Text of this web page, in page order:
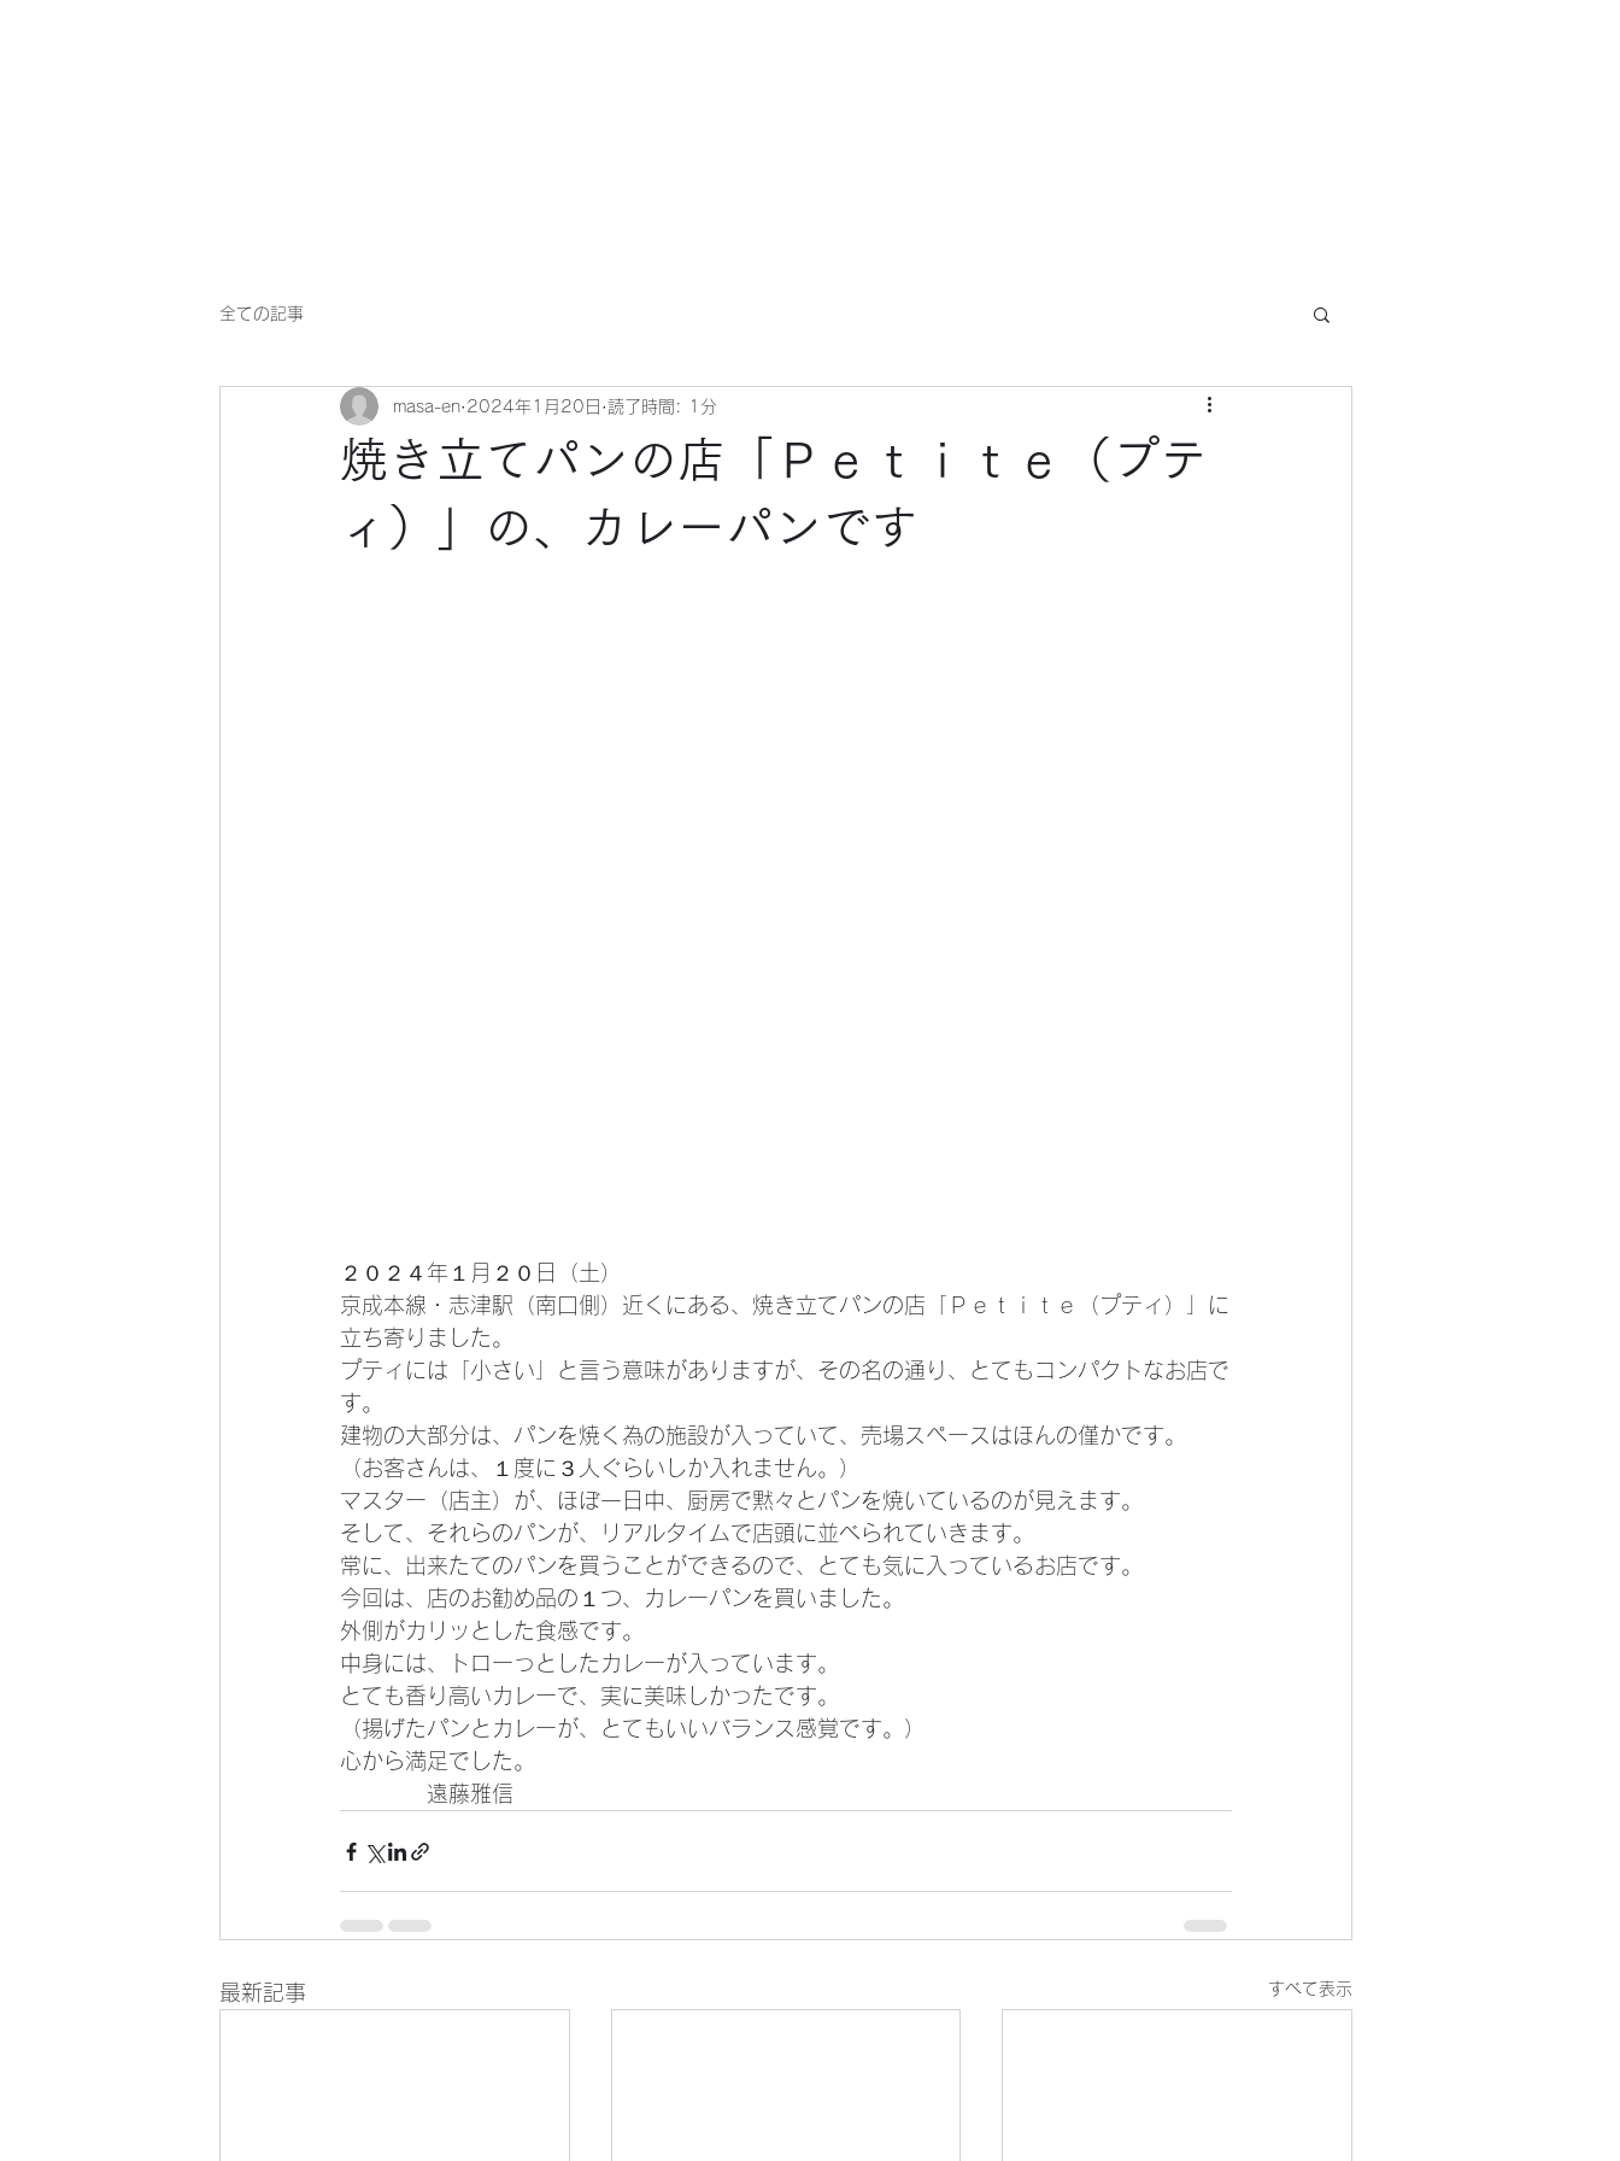
全ての記事
焼き立てパンの店「Ｐｅｔｉｔｅ（プテ
ィ）」の、カレーパンです
masa-en 2024年1月20日 読了時間: 1分
２０２４年１月２０日（土）
京成本線・志津駅（南口側）近くにある、焼き立てパンの店「Ｐｅｔｉｔｅ（プティ）」に
立ち寄りました。
プティには「小さい」と言う意味がありますが、その名の通り、とてもコンパクトなお店で
す。
建物の大部分は、パンを焼く為の施設が入っていて、売場スペースはほんの僅かです。
（お客さんは、１度に３人ぐらいしか入れません。）
マスター（店主）が、ほぼ一日中、厨房で黙々とパンを焼いているのが見えます。
そして、それらのパンが、リアルタイムで店頭に並べられていきます。
常に、出来たてのパンを買うことができるので、とても気に入っているお店です。
今回は、店のお勧め品の１つ、カレーパンを買いました。
外側がカリッとした食感です。
中身には、トローっとしたカレーが入っています。
とても香り高いカレーで、実に美味しかったです。
（揚げたパンとカレーが、とてもいいバランス感覚です。）
心から満足でした。
遠藤雅信
最新記事 すべて表示